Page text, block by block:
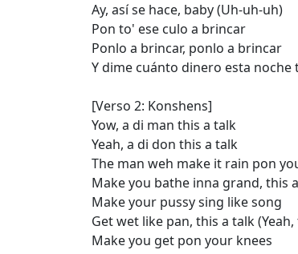
Ay, así se hace, baby (Uh-uh-uh)
Pon to' ese culo a brincar
Ponlo a brincar, ponlo a brincar
Y dime cuánto dinero esta noche
[Verso 2: Konshens]
Yow, a di man this a talk
Yeah, a di don this a talk
The man weh make it rain pon
Make you bathe inna grand, this
Make your pussy sing like song
Get wet like pan, this a talk
Make you get pon your knees